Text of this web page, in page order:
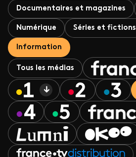
Documentaires et magazines
Numérique Séries et fictions
Information
Tous les médias